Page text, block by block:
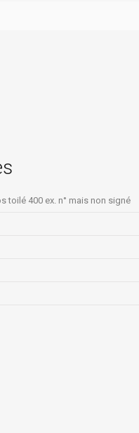
toilé 400 ex. n° mais non signé